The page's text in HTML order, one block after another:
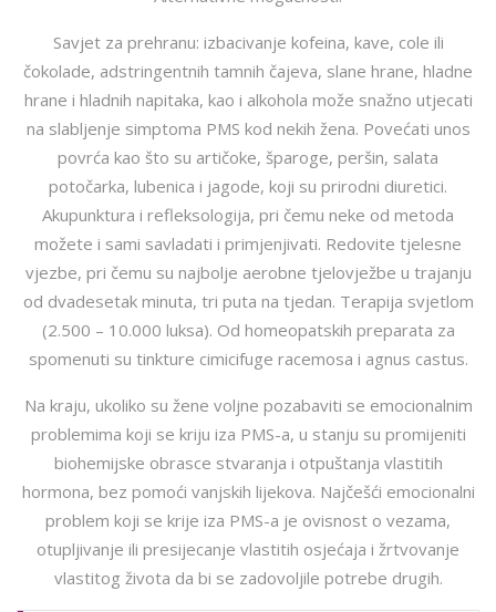
Savjet za prehranu: izbacivanje kofeina, kave, cole ili
čokolade, adstringentnih tamnih čajeva, slane hrane, hladne
hrane i hladnih napitaka, kao i alkohola može snažno utjecati
na slabljenje simptoma PMS kod nekih žena. Povećati unos
povrća kao što su artičoke, šparoge, peršin, salata
potočarka, lubenica i jagode, koji su prirodni diuretici.
Akupunktura i refleksologija, pri čemu neke od metoda
možete i sami savladati i primjenjivati. Redovite tjelesne
vjezbe, pri čemu su najbolje aerobne tjelovježbe u trajanju
od dvadesetak minuta, tri puta na tjedan. Terapija svjetlom
(2.500 – 10.000 luksa). Od homeopatskih preparata za
spomenuti su tinkture cimicifuge racemosa i agnus castus.
Na kraju, ukoliko su žene voljne pozabaviti se emocionalnim
problemima koji se kriju iza PMS-a, u stanju su promijeniti
biohemijske obrasce stvaranja i otpuštanja vlastitih
hormona, bez pomoći vanjskih lijekova. Najčešći emocionalni
problem koji se krije iza PMS-a je ovisnost o vezama,
otupljivanje ili presijecanje vlastitih osjećaja i žrtvovanje
vlastitog života da bi se zadovoljile potrebe drugih.